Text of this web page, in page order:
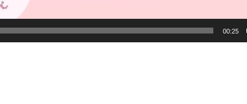
00:25